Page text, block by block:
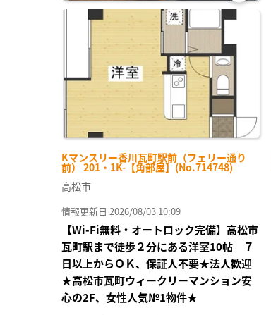
Kマンスリー香川瓦町駅前（フェリー通り
前） 201・1K-【角部屋】(No.714748)
お気
に入
高松市
情報更新日 2026/08/03 10:09
【Wi-Fi無料・オートロック完備】高松市
瓦町駅まで徒歩２分にある洋室10帖 ７
日以上からＯＫ、保証人不要★法人歓迎
★高松市瓦町ウィークリーマンション安
心の2F、女性人気№1物件★